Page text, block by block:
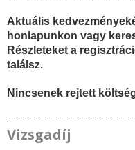
Aktuális
honlapunkon vagy
Részleteket a
találsz.
Nincsenek rejtett
Vizsgadíj